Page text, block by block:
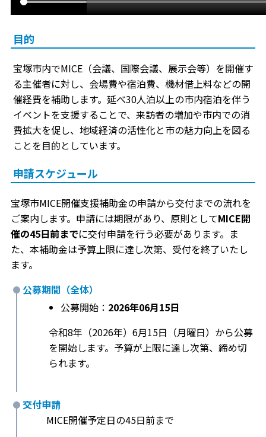
目的
宝塚市内でMICE（会議、国際会議、展示会等）を開催す
る主催者に対し、会場費や宿泊費、機材借上料などの開
催経費を補助します。延べ30人泊以上の市内宿泊を伴う
イベントを支援することで、来訪者の増加や市内での消
費拡大を促し、地域経済の活性化と市の魅力向上を図る
ことを目的としています。
申請スケジュール
宝塚市MICE開催支援補助金の申請から交付までの流れを
ご案内します。申請には期限があり、原則としてMICE開
催の45日前までに交付申請を行う必要があります。ま
た、本補助金は予算上限に達し次第、受付を終了いたし
ます。
公募期間（全体）
公募開始： 2026年06月15日
令和8年（2026年）6月15日（月曜日）から公募
を開始します。予算が上限に達し次第、締め切
られます。
交付申請
MICE開催予定日の45日前まで